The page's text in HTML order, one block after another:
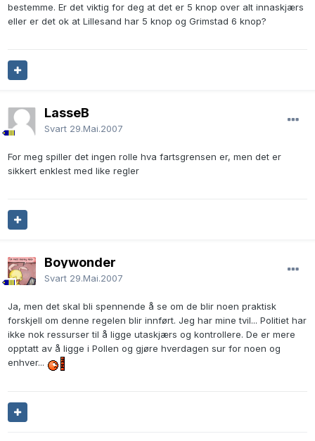
bestemme. Er det viktig for deg at det er 5 knop over alt innaskjærs
eller er det ok at Lillesand har 5 knop og Grimstad 6 knop?
LasseB
Svart 29.Mai.2007
For meg spiller det ingen rolle hva fartsgrensen er, men det er
sikkert enklest med like regler
Boywonder
Svart 29.Mai.2007
Ja, men det skal bli spennende å se om de blir noen praktisk
forskjell om denne regelen blir innført. Jeg har mine tvil... Politiet har
ikke nok ressurser til å ligge utaskjærs og kontrollere. De er mere
opptatt av å ligge i Pollen og gjøre hverdagen sur for noen og
enhver...